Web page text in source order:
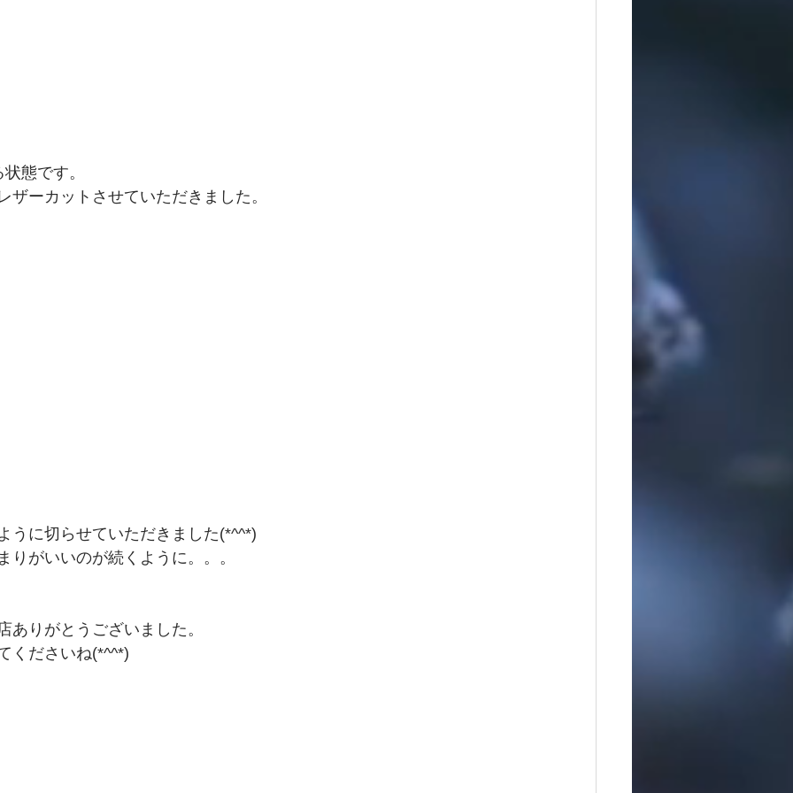
態です。
ザーカットさせていただきました。
うに切らせていただきました(*^^*)
りがいいのが続くように。。。
ありがとうございました。
くださいね(*^^*)